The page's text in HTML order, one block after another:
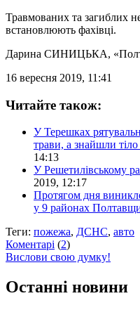
Травмованих та загиблих
встановлюють фахівці.
Дарина СИНИЦЬКА,
16 вересня 2019, 11:41
Читайте також:
У Терешках
трави, а знайшли тіло
14:13
У Решетилівському
2019, 12:17
Протягом дня
у 9 районах
Теги: пожежа, ДСНС, авто
Коментарі (2)
Вислови свою думку!
Останні новини